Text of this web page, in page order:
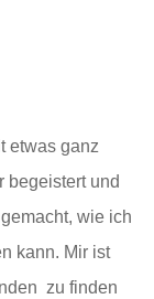
etwas ganz
begeistert und
wie ich
kann. Mir ist
zu finden